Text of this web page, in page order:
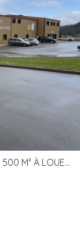
BEAU BÂTIMENT INDUSTRIEL RÉCENT DE 3 500 M² À LOUER OU VENDRE PROCHE PÉRIGUEUX (24)